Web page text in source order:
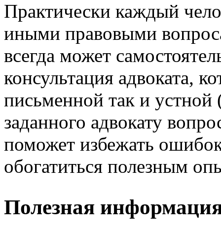
Практически каждый
иными правовыми
всегда может
консультация адвоката,
письменной так и устной
заданного адвокату
поможет избежать
обогатиться полезным
Полезная